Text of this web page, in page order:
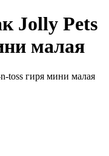
Jolly Pets
малая